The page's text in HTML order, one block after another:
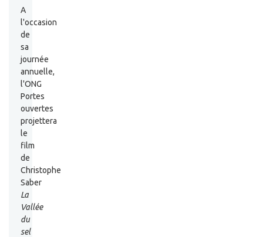
A
l'occasion
de
sa
journée
annuelle,
l'ONG
Portes
ouvertes
projettera
le
film
de
Christophe
Saber
La
Vallée
du
sel